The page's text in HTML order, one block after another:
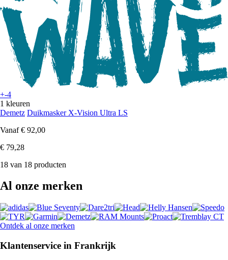
+-4
1 kleuren
Demetz Duikmasker X-Vision Ultra LS
Vanaf € 92,00
€ 79,28
18 van 18 producten
Al onze merken
Ontdek al onze merken
Klantenservice in Frankrijk